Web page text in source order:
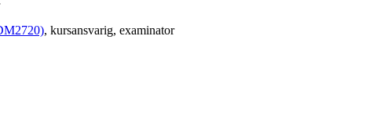
, kursansvarig, examinator